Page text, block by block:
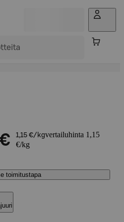
1,15 €/kgvertailuhinta 1,15
€/kg
toimitustapa